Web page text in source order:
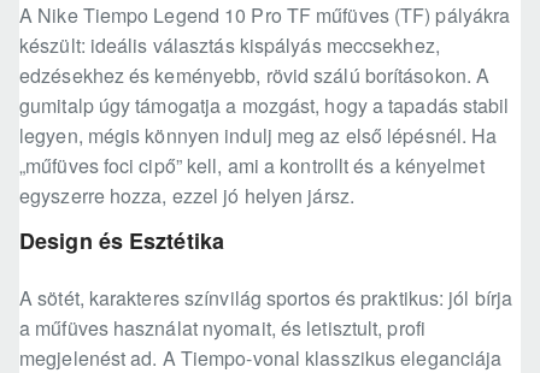
A Nike Tiempo Legend 10 Pro TF műfüves (TF) pályákra
készült: ideális választás kispályás meccsekhez,
edzésekhez és keményebb, rövid szálú borításokon. A
gumitalp úgy támogatja a mozgást, hogy a tapadás stabil
legyen, mégis könnyen indulj meg az első lépésnél. Ha
„műfüves foci cipő” kell, ami a kontrollt és a kényelmet
egyszerre hozza, ezzel jó helyen jársz.
Design és Esztétika
A sötét, karakteres színvilág sportos és praktikus: jól bírja
a műfüves használat nyomait, és letisztult, profi
megjelenést ad. A Tiempo-vonal klasszikus eleganciája